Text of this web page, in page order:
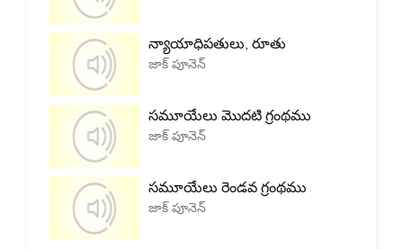
న్యాయాధిపతులు, రూతు
జాక్ పూనెన్
సమూయేలు మొదటి గ్రంథము
జాక్ పూనెన్
సమూయేలు రెండవ గ్రంథము
జాక్ పూనెన్